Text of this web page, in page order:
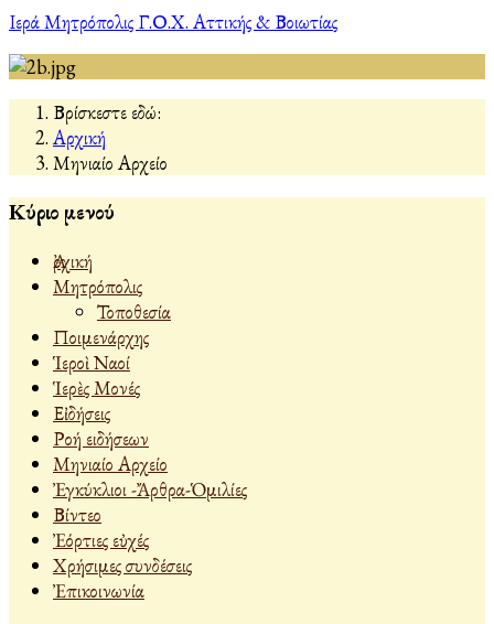
Ιερά Μητρόπολις Γ.Ο.Χ. Αττικής & Βοιωτίας
Βρίσκεστε εδώ:
Αρχική
Μηνιαίο Αρχείο
Κύριο μενού
Ἀρχική
Μητρόπολις
Τοποθεσία
Ποιμενάρχης
Ἱεροὶ Ναοί
Ἱερὲς Μονές
Εἰδήσεις
Ροή ειδήσεων
Μηνιαίο Αρχείο
Ἐγκύκλιοι -Ἄρθρα-Ὁμιλίες
Βίντεο
Ἐόρτιες εὐχές
Χρήσιμες συνδέσεις
Ἐπικοινωνία